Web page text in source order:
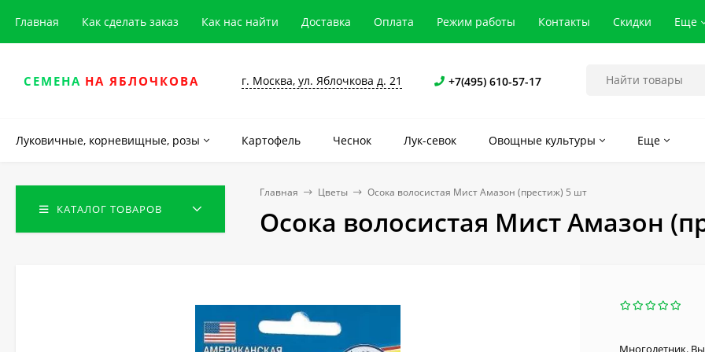
Главная Как сделать заказ Как нас найти Доставка Оплата Режим работы Контакты Скидки Еще
СЕМЕНА НА ЯБЛОЧКОВА г. Москва, ул. Яблочкова д. 21 +7(495) 610-57-17
Луковичные, корневищные, розы Картофель Чеснок Лук-севок Овощные культуры Еще
КАТАЛОГ ТОВАРОВ
Главная Цветы Осока волосистая Мист Амазон (престиж) 5 шт
Осока волосистая Мист Амазон
Многолетник.